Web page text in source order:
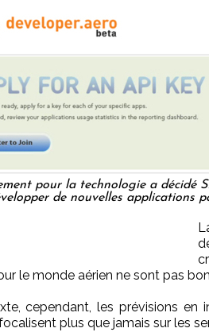
pour la technologie a décidé
de nouvelles applications
le monde aérien ne sont pas
cependant, les prévisions en
plus que jamais sur les